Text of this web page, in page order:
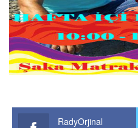
RadyOrjinal